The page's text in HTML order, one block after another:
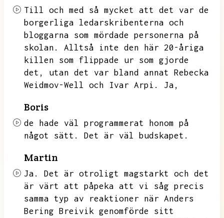
Till och med så mycket att det var de
borgerliga ledarskribenterna och
bloggarna som mördade personerna på
skolan.
Alltså inte den här 20-åriga
killen som flippade ur som gjorde
det,
utan det var bland annat Rebecka
Weidmov-Well och Ivar Arpi.
Ja,
Boris
de hade väl programmerat honom på
något sätt.
Det är väl budskapet.
Martin
Ja.
Det är otroligt magstarkt och det
är värt att påpeka att vi såg precis
samma typ av reaktioner när Anders
Bering Breivik genomförde sitt